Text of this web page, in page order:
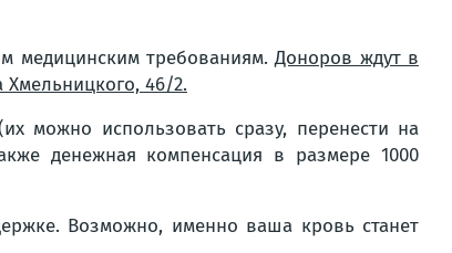
медицинским требованиям.Доноров ждут в
Хмельницкого, 46/2.
можно использовать сразу, перенести на
денежная компенсация в размере 1000
Возможно, именно ваша кровь станет